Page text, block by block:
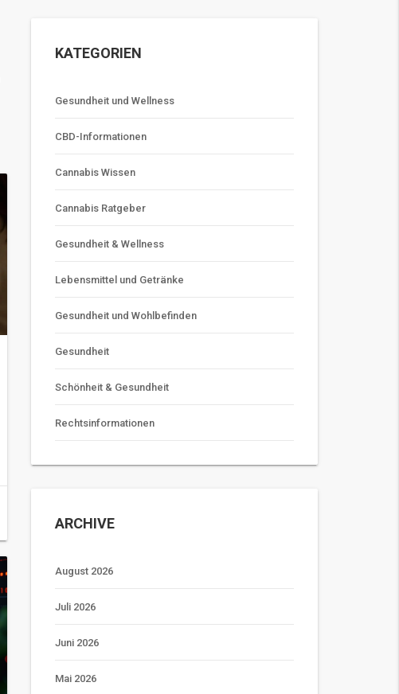
KATEGORIEN
Gesundheit und Wellness
CBD-Informationen
Cannabis Wissen
Cannabis Ratgeber
Gesundheit & Wellness
Lebensmittel und Getränke
Gesundheit und Wohlbefinden
Gesundheit
Schönheit & Gesundheit
Rechtsinformationen
ARCHIVE
August 2026
Juli 2026
Juni 2026
Mai 2026